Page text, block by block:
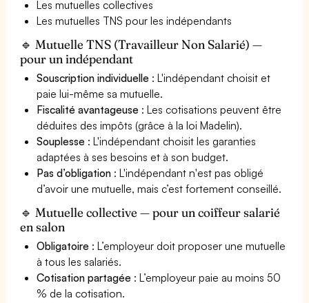
Les mutuelles collectives
Les mutuelles TNS pour les indépendants
🔹 Mutuelle TNS (Travailleur Non Salarié) —
pour un indépendant
Souscription individuelle : L'indépendant choisit et
paie lui-même sa mutuelle.
Fiscalité avantageuse : Les cotisations peuvent être
déduites des impôts (grâce à la loi Madelin).
Souplesse : L'indépendant choisit les garanties
adaptées à ses besoins et à son budget.
Pas d’obligation : L'indépendant n'est pas obligé
d’avoir une mutuelle, mais c’est fortement conseillé.
🔹 Mutuelle collective — pour un coiffeur salarié
en salon
Obligatoire : L’employeur doit proposer une mutuelle
à tous les salariés.
Cotisation partagée : L’employeur paie au moins 50
% de la cotisation.